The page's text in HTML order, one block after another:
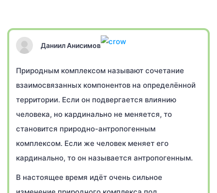
Даниил Анисимов
Природным комплексом называют сочетание
взаимосвязанных компонентов на определённой
территории. Если он подвергается влиянию
человека, но кардинально не меняется, то
становится природно-антропогенным
комплексом. Если же человек меняет его
кардинально, то он называется антропогенным.
В настоящее время идёт очень сильное